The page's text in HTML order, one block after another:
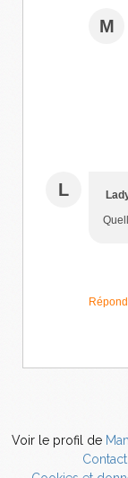
M
L
Voir le profil de
Contact